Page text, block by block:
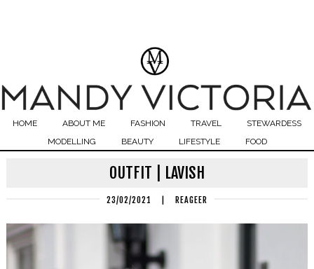
HOME ABOUT ME FASHION TRAVEL
STEWARDESS
MODELLING
BEAUTY LIFESTYLE FOOD
OUTFIT | LAVISH
23/02/2021 REAGEER